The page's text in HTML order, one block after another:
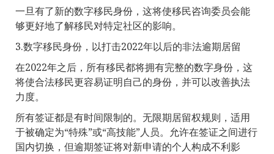
一旦有了新的数字移民身份，这将使移民咨询委员会能
够更好地了解移民对特定社区的影响。
3.数字移民身份，以打击2022年以后的非法逾期居留
在2022年之后，所有移民都将拥有完整的数字身份，这
将使合法移民更容易证明自己的身份，并可以改善执法
力度。
所有签证都是有时间限制的。无限期居留权规则，适用
于被确定为“特殊”或“高技能”人员。允许在签证之间进行
国内切换，但逾期签证将对新申请的个人构成不利影